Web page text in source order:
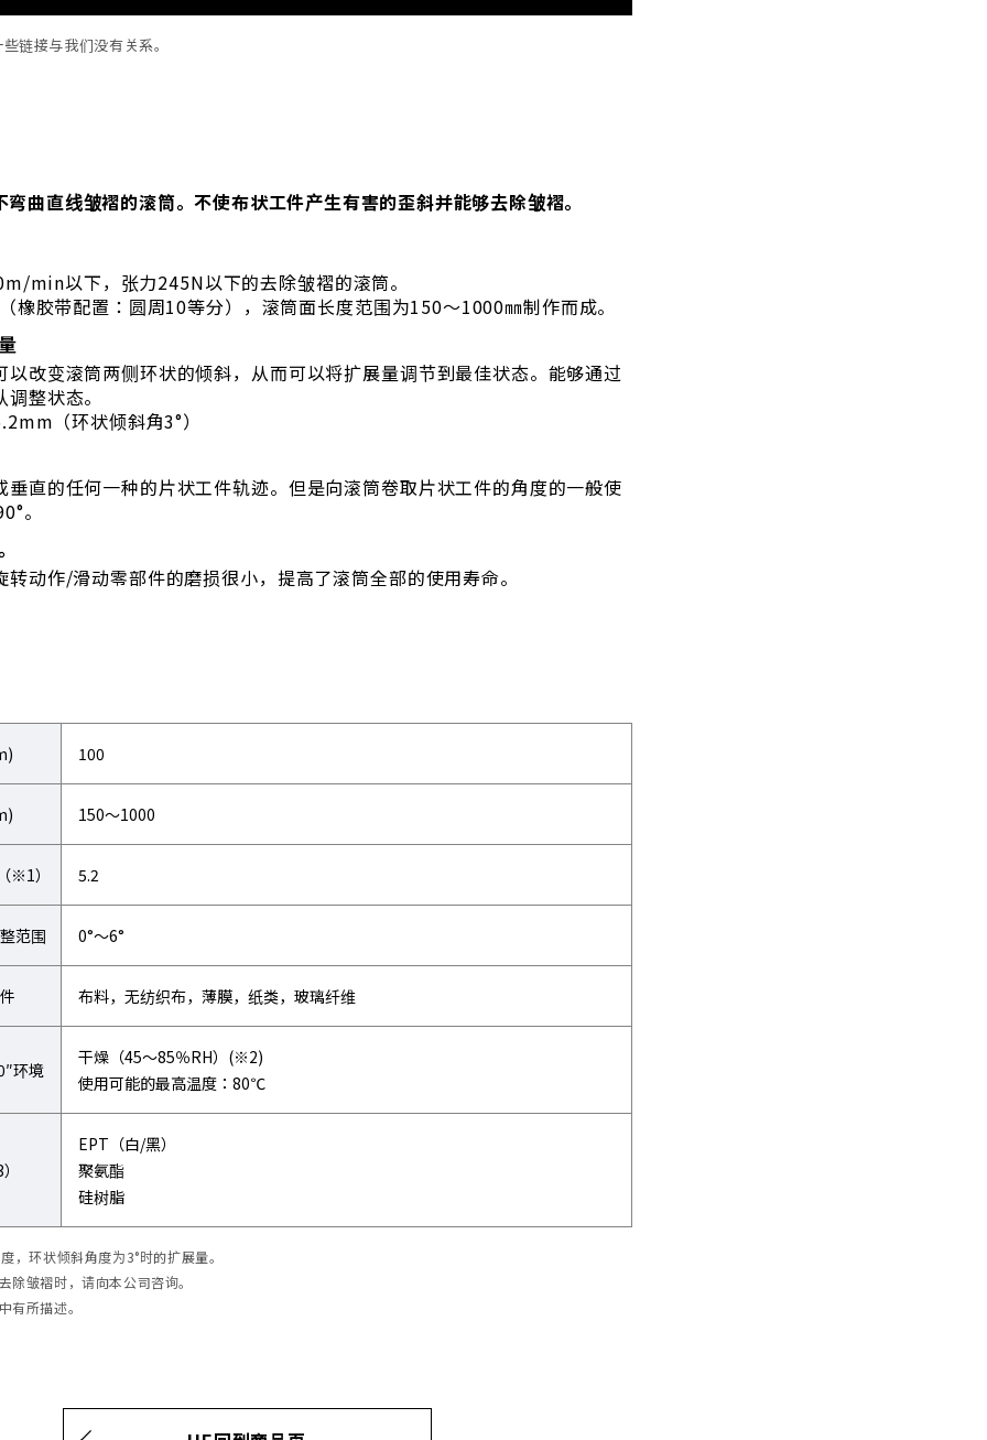
链接与我们没有关系。
曲直线皱褶的滚筒。不使布状工件产生有害的歪斜并能够去除皱褶。
min以下，张力245N以下的去除皱褶的滚筒。
橡胶带配置：圆周10等分），滚筒面长度范围为150～1000㎜制作而成。
以改变滚筒两侧环状的倾斜，从而可以将扩展量调节到最佳状态。能够通过
整状态。
（环状倾斜角3°）
垂直的任何一种的片状工件轨迹。但是向滚筒卷取片状工件的角度的一般使
。
转动作/滑动零部件的磨损很小，提高了滚筒全部的使用寿命。
100
150～1000
※1） 5.2
范围 0°～6°
布料，无纺织布，薄膜，纸类，玻璃纤维
环境
干燥（45～85％RH）(※2)
使用可能的最高温度：80℃
EPT（白/黑）
聚氨酯
硅树脂
环状倾斜角度为3°时的扩展量。
皱褶时，请向本公司咨询。
所描述。